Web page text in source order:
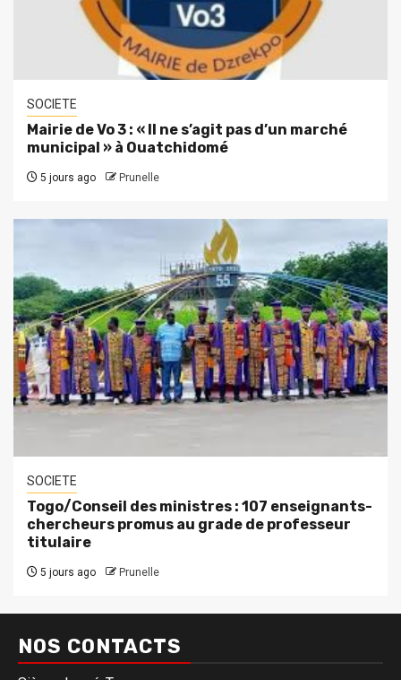
SOCIETE
Mairie de Vo 3 : « Il ne s’agit pas d’un marché
municipal » à Ouatchidomé
5 jours ago Prunelle
SOCIETE
Togo/Conseil des ministres : 107 enseignants-
chercheurs promus au grade de professeur
titulaire
5 jours ago Prunelle
NOS CONTACTS